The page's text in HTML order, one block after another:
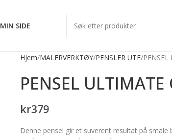
MIN SIDE
Hjem MALERVERKTØY PENSLER UTE PENSEL
PENSEL
kr379
Denne pensel gir et suverent resultat på smale